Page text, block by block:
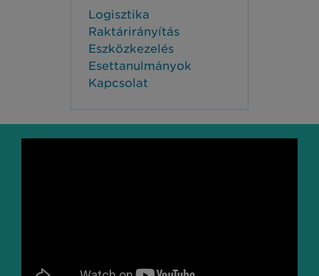
Logisztika
Raktárirányítás
Eszközkezelés
Esettanulmányok
Kapcsolat